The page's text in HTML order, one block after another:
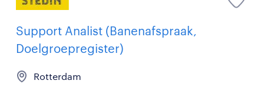
Support Analist (Banenafspraak,
Doelgroepregister)
Rotterdam